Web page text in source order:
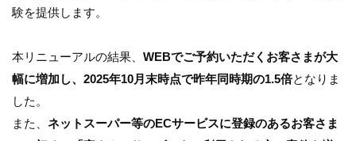
験を提供します。
本リニューアルの結果、 WEBでご予約いただくお客さまが大
幅に増加し、2025年10月末時点で昨年同時期の1.5倍となりま
した。
また、 ネットスーパー等のECサービスに登録のあるお客さま